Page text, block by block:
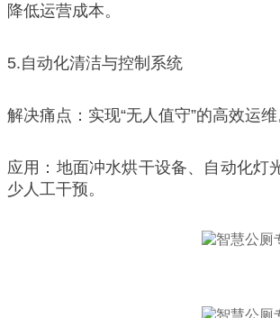
降低运营成本。
5.自动化清洁与控制系统
解决痛点：实现“无人值守”的高效运维
应用：地面冲水烘干设备、自动化灯
少人工干预。